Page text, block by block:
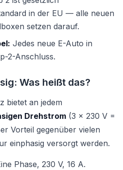
in der EU — alle neuen
setzen darauf.
Jedes neue E-Auto in
2-Anschluss.
Was heißt das?
bietet an jedem
Drehstrom (3 × 230 V =
Vorteil gegenüber vielen
einphasig versorgt werden.
Phase, 230 V, 16 A.